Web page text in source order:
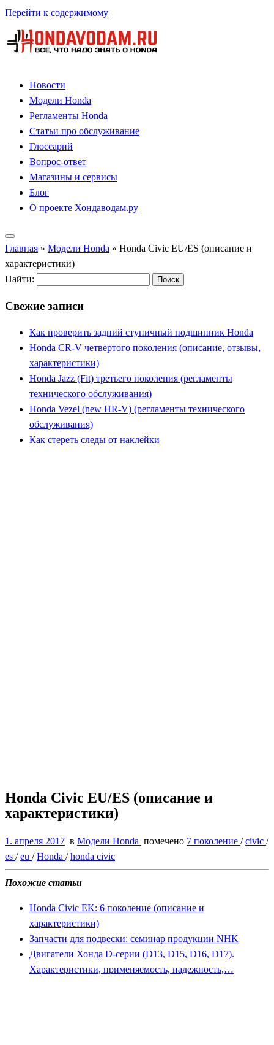
Перейти к содержимому
Новости
Модели Honda
Регламенты Honda
Статьи про обслуживание
Глоссарий
Вопрос-ответ
Магазины и сервисы
Блог
О проекте Хондаводам.ру
Главная » Модели Honda » Honda Civic EU/ES (описание и
характеристики)
Найти:
Свежие записи
Как проверить задний ступичный подшипник Honda
Honda CR-V четвертого поколения (описание, отзывы,
характеристики)
Honda Jazz (Fit) третьего поколения (регламенты
технического обслуживания)
Honda Vezel (new HR-V) (регламенты технического
обслуживания)
Как стереть следы от наклейки
Honda Civic EU/ES (описание и
характеристики)
1. апреля 2017 в Модели Honda помечено 7 поколение /civic /
es /eu /Honda /honda civic
Похожие статьи
Honda Civic EK: 6 поколение (описание и
характеристики)
Запчасти для подвески: семинар продукции NHK
Двигатели Хонда D-серии (D13, D15, D16, D17).
Характеристики, применяемость, надежность,…